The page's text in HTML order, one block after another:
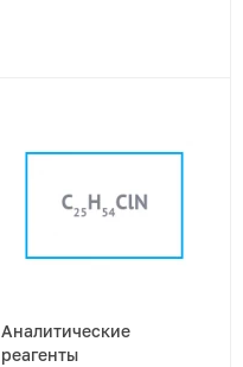
Аналитические
реагенты